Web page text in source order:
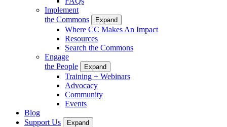
Implement
the Commons
Expand
Where CC Makes An Impact
Resources
Search the Commons
Engage
the People
Expand
Training + Webinars
Advocacy
Community
Events
Blog
Support Us
Expand